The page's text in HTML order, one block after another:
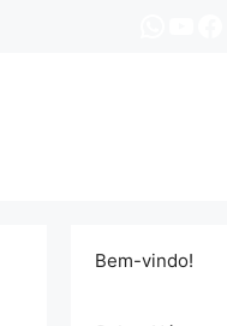
Bem-vindo!